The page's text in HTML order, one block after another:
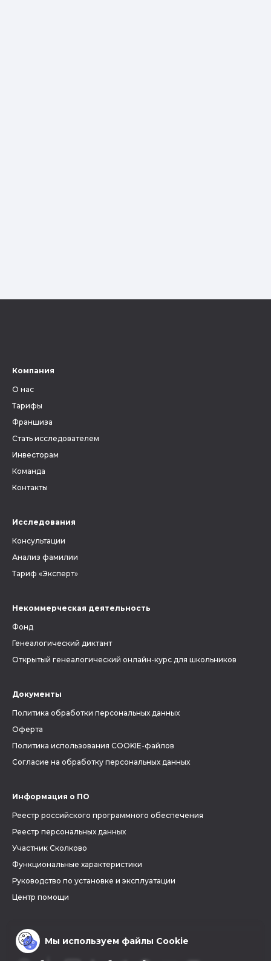
Компания
О нас
Тарифы
Франшиза
Стать исследователем
Инвесторам
Команда
Контакты
Исследования
Консультации
Анализ фамилии
Тариф «Эксперт»
Некоммерческая деятельность
Фонд
Генеалогический диктант
Открытый генеалогический онлайн-курс для школьников
Документы
Политика обработки персональных данных
Оферта
Политика использования COOKIE-файлов
Согласие на обработку персональных данных
Информация о ПО
Реестр российского программного обеспечения
Реестр персональных данных
Участник Сколково
Функциональные характеристики
Руководство по установке и эксплуатации
Центр помощи
Мы используем файлы Cookie